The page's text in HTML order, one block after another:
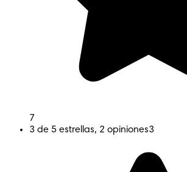
7
3 de 5 estrellas, 2 opiniones3